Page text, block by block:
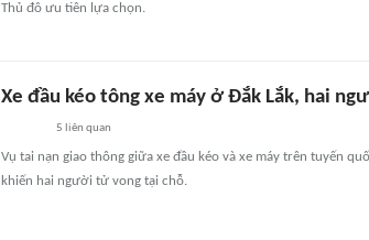
Thủ đô ưu tiên lựa chọn.
Xe đầu kéo tông xe máy ở Đắk Lắk, hai
5 liên quan
Vụ tai nạn giao thông giữa xe đầu kéo và xe máy trên tuyến
khiến hai người tử vong tại chỗ.